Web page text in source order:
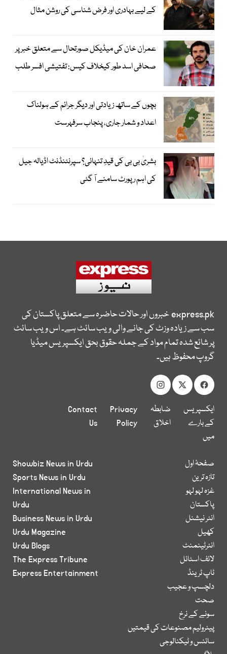
کے لیے بہادری اور فرض شناسی کی روشن مثال
عمران خان کی میڈیکل صورتحال سے متعلق خبر پر
صحافی اسد طور کیخلاف کیس: تفتیشی افسر طلب
بچوں کے ساتھ زیادتی اور دیگر جرائم کے ہولناک
اعداد و شمار جاری، پنجاب سرفہرست
بشریٰ بی بی کی قیدِ تنہائی؟ سپرنٹنڈنٹ اڈیالہ جیل
کی اہم رپورٹ سامنے آ گئی
express.pkخبروں اور حالات حاضرہ سے متعلق پاکستان کی
سب سے زیادہ وزٹ کی جانے والی ویب سائٹ ہے۔ اس ویب سائٹ
پر شائع شدہ تمام مواد کے جملہ حقوق بحق ایکسپریس میڈیا
گروپ محفوظ ہیں۔
ایکسپریس
کے بارے
میں
ضابطہ
اخلاق
Privacy
Policy
Contact
Us
صفحۂ اول
تازہ ترین
غزہ لہو لہو
پاکستان
انٹر نیشنل
کھیل
انٹرٹینمنٹ
لائف اسٹائل
ٹاپ ٹرینڈ
دلچسپ و عجیب
صحت
سونے کے نرخ
پیٹرولیم مصنوعات کی قیمتیں
سائنس و ٹیکنالوجی
Showbiz News in Urdu
Sports News in Urdu
International News in
Urdu
Business News in Urdu
Urdu Magazine
Urdu Blogs
The Express Tribune
Express Entertainment